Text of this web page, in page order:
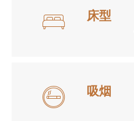
床型
吸烟